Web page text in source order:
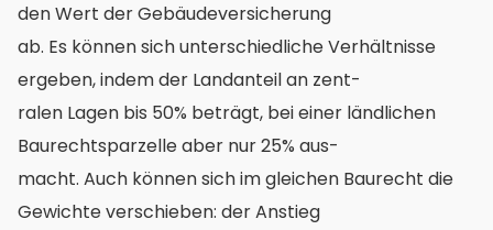
den Wert der Gebäudeversicherung
ab. Es können sich unterschiedliche Verhältnisse
ergeben, indem der Landanteil an zent-
ralen Lagen bis 50% beträgt, bei einer ländlichen
Baurechtsparzelle aber nur 25% aus-
macht. Auch können sich im gleichen Baurecht die
Gewichte verschieben: der Anstieg